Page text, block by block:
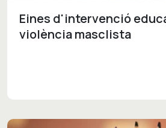
Eines d'intervenció
violència masclista